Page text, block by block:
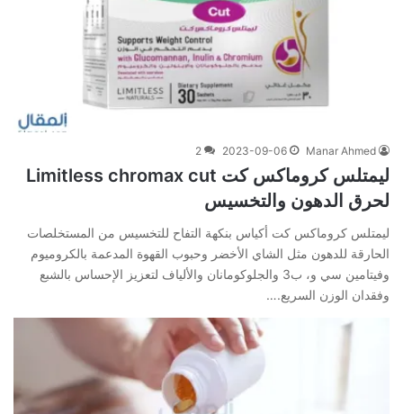
Manar Ahmed
2023-09-06
2
ليمتلس كروماكس كت Limitless chromax cut
لحرق الدهون والتخسيس
ليمتلس كروماكس كت أكياس بنكهة التفاح للتخسيس من المستخلصات
الحارقة للدهون مثل الشاي الأخضر وحبوب القهوة المدعمة بالكروميوم
وفيتامين سي و، ب3 والجلوكومانان والألياف لتعزيز الإحساس بالشبع
وفقدان الوزن السريع.…